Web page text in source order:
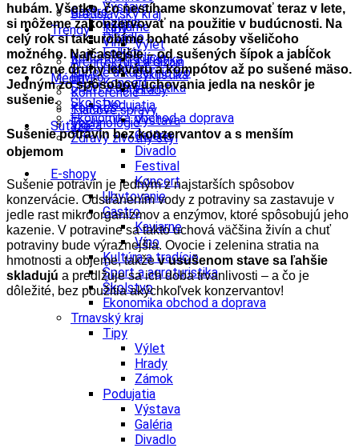
Výstava
Galéria
Divadlo
Folklór
Festival
Koncert
Gastro
Kaviarne
Víno
Kultúra a tradície
Kúpele a kúpeľníctvo
Šport a agroturistika
Školstvo
Ekonomika obchod a doprava
Bratislavský kraj
Tipy
Výlet
Turistika
Cyklistika
Hrady
Podujatia
Výstava
Galéria
Divadlo
Festival
Koncert
Ubytovanie
Gastro
Kaviarne
Víno
Kultúra a tradície
Šport a agroturistika
Školstvo
Ekonomika obchod a doprava
Trnavský kraj
Tipy
Výlet
Hrady
Zámok
Podujatia
Výstava
Galéria
Divadlo
Trendy
Architektúra a dizajn
Enviro
Konferencie
Kongres
Technológie
Zdravý životný štýl
Médiá
Tlačové správy
Videá
Súťaže
E-shopy
hubám. Všetko, čo nestíhame skonzumovať teraz v lete,
si môžeme zakonzervovať na použitie v budúcnosti. Na
celý rok si tak urobíme bohaté zásoby všeličoho
možného. Najčastejšie – od sušených šípok a jabĺčok
cez rôzne druhy lekváru a kompótov až po sušené mäso.
Jedným zo spôsobov uchovania jedla na neskôr je
sušenie.
Sušenie potravín bez konzervantov a s menším
objemom
Sušenie potravín je jedným z najstarších spôsobov
konzervácie. Odstránením vody z potraviny sa zastavuje v
jedle rast mikroorganizmov a enzýmov, ktoré spôsobujú jeho
kazenie. V potravine sa takto uchová väčšina živín a chuť
potraviny bude výraznejšia. Ovocie i zelenina stratia na
hmotnosti a objeme, takžev usušenom stave sa ľahšie
skladujú a predlžuje sa ich doba trvanlivosti – a čo je
dôležité, bez použitia akýchkoľvek konzervantov!